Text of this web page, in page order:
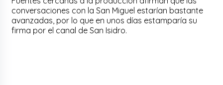
conversaciones con la San Miguel estarían bastante
avanzadas, por lo que en unos días estamparía su
firma por el canal de San Isidro.